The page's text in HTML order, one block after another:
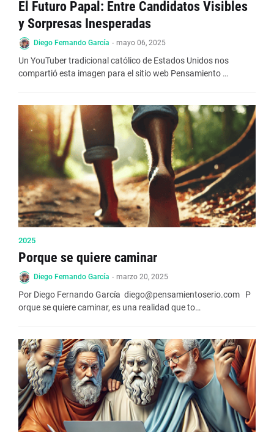
El Futuro Papal: Entre Candidatos Visibles
y Sorpresas Inesperadas
Diego Fernando García - mayo 06, 2025
Un YouTuber tradicional católico de Estados Unidos nos
compartió esta imagen para el sitio web Pensamiento …
2025
Porque se quiere caminar
Diego Fernando García - marzo 20, 2025
Por Diego Fernando García diego@pensamientoserio.com P
orque se quiere caminar, es una realidad que to…